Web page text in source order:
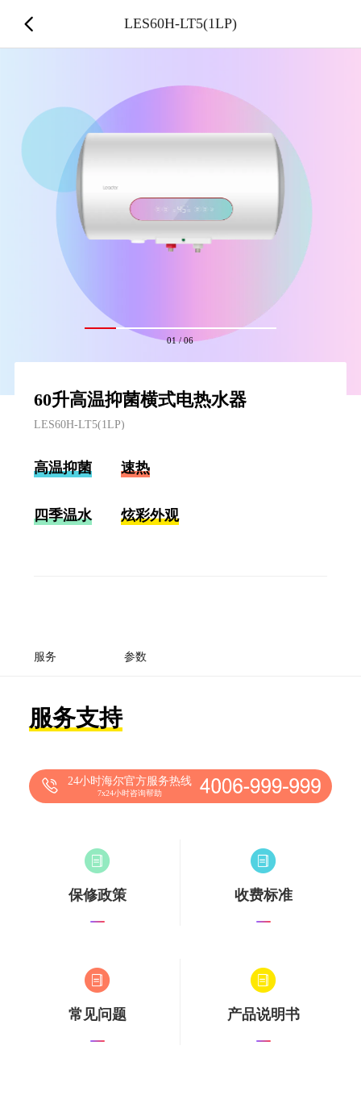
01/06
60升高温抑菌横式电热水器
LES60H-LT5(1LP)
高温抑菌 速热
四季温水 炫彩外观
服务 参数
服务支持
24小时海尔官方服务热线
7x24小时咨询帮助
保修政策 收费标准
常见问题 产品说明书
LES60H-LT5(1LP)